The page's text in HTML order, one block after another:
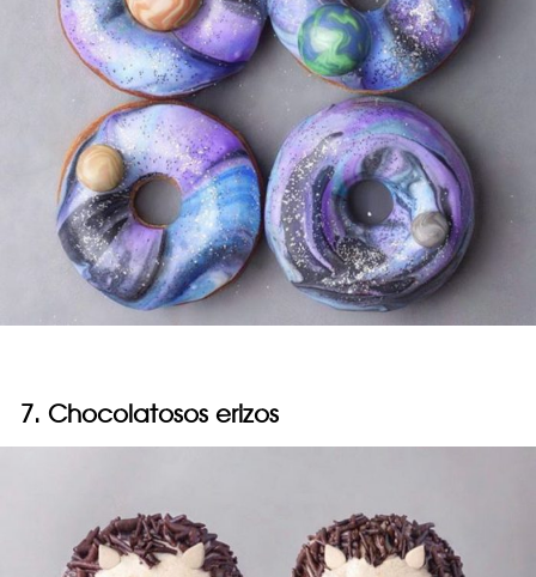
7. Chocolatosos erizos